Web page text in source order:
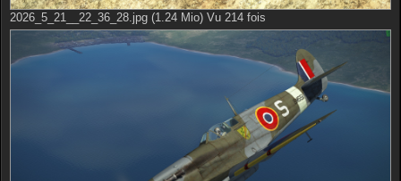
2026_5_21__22_36_28.jpg (1.24 Mio) Vu 214 fois